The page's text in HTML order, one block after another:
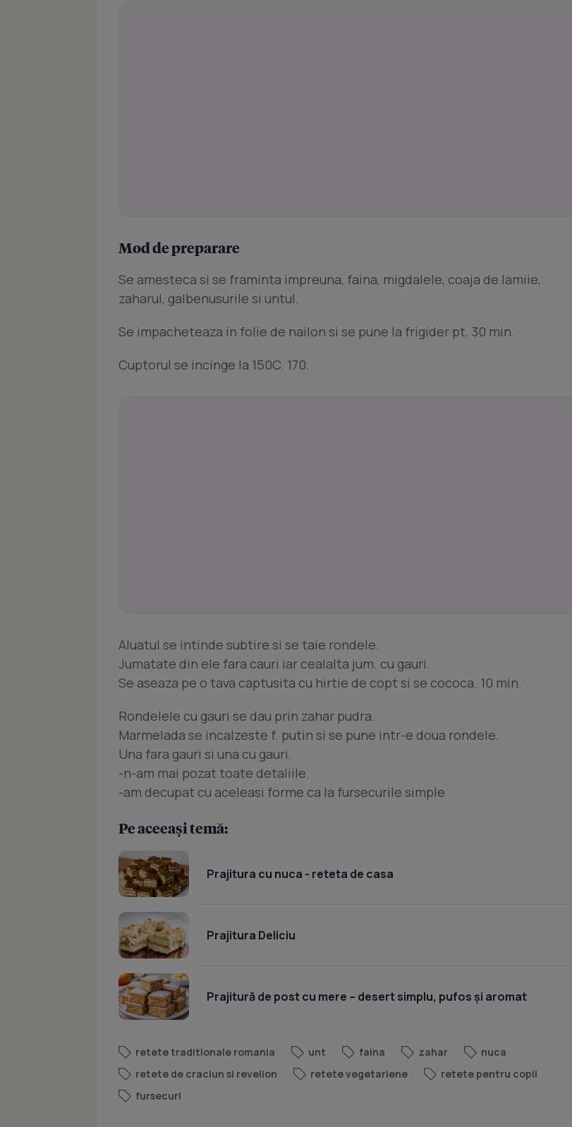
Mod de preparare
Se amesteca si se framinta impreuna, faina, migdalele, coaja de lamiie,
zaharul, galbenusurile si untul.
Se impacheteaza in folie de nailon si se pune la frigider pt. 30 min.
Cuptorul se incinge la 150C. 170.
Aluatul se intinde subtire si se taie rondele.
Jumatate din ele fara cauri iar cealalta jum. cu gauri.
Se aseaza pe o tava captusita cu hirtie de copt si se cococa. 10 min.
Rondelele cu gauri se dau prin zahar pudra.
Marmelada se incalzeste f. putin si se pune intr-e doua rondele.
Una fara gauri si una cu gauri.
-n-am mai pozat toate detaliile.
-am decupat cu aceleasi forme ca la fursecurile simple
Pe aceeași temă:
Prajitura cu nuca - reteta de casa
Prajitura Deliciu
Prajitură de post cu mere – desert simplu, pufos și aromat
retete traditionale romania unt faina zahar
nuca
retete de craciun si revelion
retete vegetariene
retete pentru copii
fursecuri